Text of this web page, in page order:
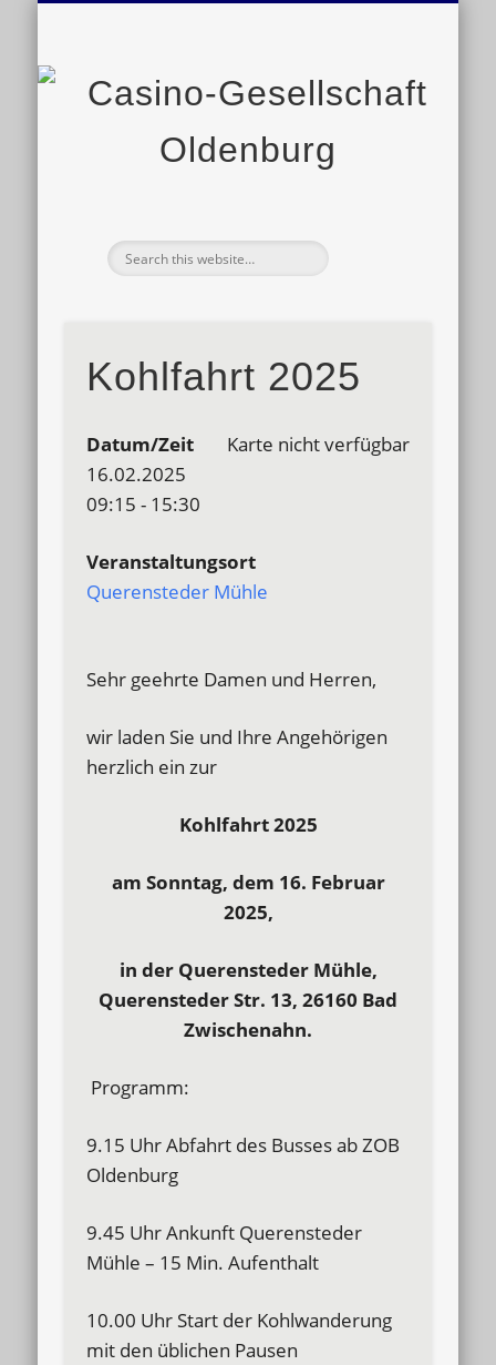
Kohlfahrt 2025
Karte nicht verfügbar
Datum/Zeit
16.02.2025
09:15 - 15:30
Veranstaltungsort
Querensteder Mühle
Sehr geehrte Damen und Herren,
wir laden Sie und Ihre Angehörigen
herzlich ein zur
Kohlfahrt 2025
am Sonntag, dem 16. Februar
2025,
in der Querensteder Mühle,
Querensteder Str. 13, 26160 Bad
Zwischenahn.
Programm:
9.15 Uhr Abfahrt des Busses ab ZOB
Oldenburg
9.45 Uhr Ankunft Querensteder
Mühle – 15 Min. Aufenthalt
10.00 Uhr Start der Kohlwanderung
mit den üblichen Pausen